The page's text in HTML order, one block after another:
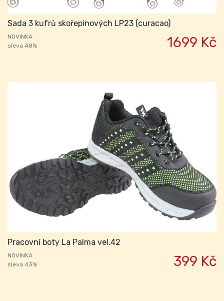
Sada 3 kufrů skořepinových LP23 (curacao)
NOVINKA
sleva 48%
1699 Kč
Pracovní boty La Palma vel.42
NOVINKA
sleva 43%
399 Kč